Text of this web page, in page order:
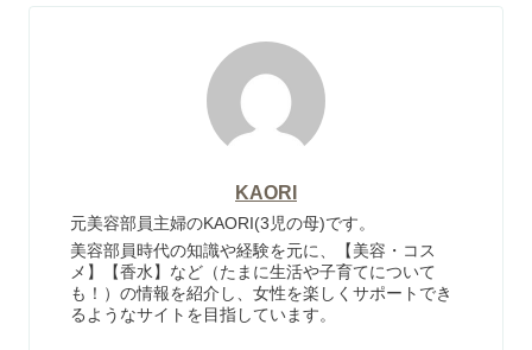
KAORI
元美容部員主婦のKAORI(3児の母)です。
美容部員時代の知識や経験を元に、【美容・コス
メ】【香水】など（たまに生活や子育てについて
も！）の情報を紹介し、女性を楽しくサポートでき
るようなサイトを目指しています。